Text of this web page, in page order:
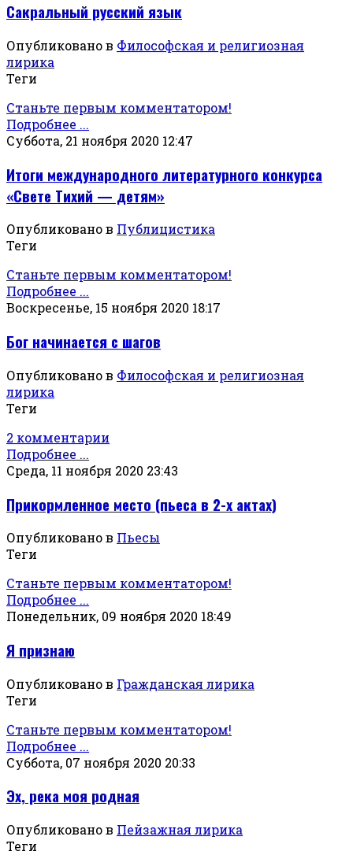
Сакральный русский язык
Опубликовано в Философская и религиозная
лирика
Теги
Станьте первым комментатором!
Подробнее ...
Суббота, 21 ноября 2020 12:47
Итоги международного литературного конкурса
«Свете Тихий — детям»
Опубликовано в Публицистика
Теги
Станьте первым комментатором!
Подробнее ...
Воскресенье, 15 ноября 2020 18:17
Бог начинается с шагов
Опубликовано в Философская и религиозная
лирика
Теги
2 комментарии
Подробнее ...
Среда, 11 ноября 2020 23:43
Прикормленное место (пьеса в 2-х актах)
Опубликовано в Пьесы
Теги
Станьте первым комментатором!
Подробнее ...
Понедельник, 09 ноября 2020 18:49
Я признаю
Опубликовано в Гражданская лирика
Теги
Станьте первым комментатором!
Подробнее ...
Суббота, 07 ноября 2020 20:33
Эх, река моя родная
Опубликовано в Пейзажная лирика
Теги